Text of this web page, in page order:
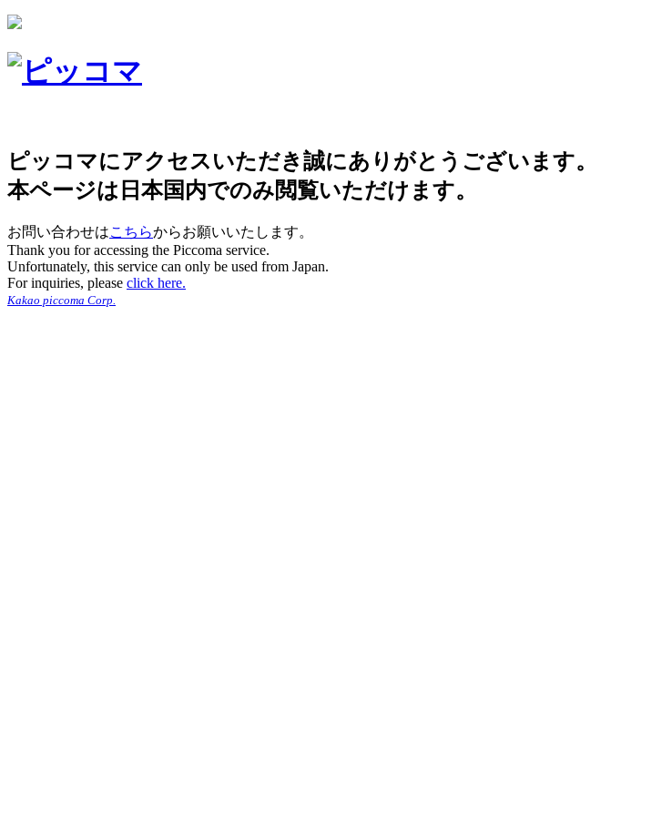
ピッコマにアクセスいただき誠にありがとうございます。
本ページは日本国内でのみ閲覧いただけます。
お問い合わせはこちらからお願いいたします。
Thank you for accessing the Piccoma service.
Unfortunately, this service can only be used from Japan.
For inquiries, please click here.
Kakao piccoma Corp.